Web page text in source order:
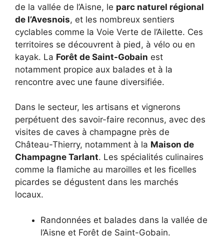
de la vallée de l’Aisne, le parc naturel régional
de l’Avesnois, et les nombreux sentiers
cyclables comme la Voie Verte de l’Ailette. Ces
territoires se découvrent à pied, à vélo ou en
kayak. La Forêt de Saint-Gobain est
notamment propice aux balades et à la
rencontre avec une faune diversifiée.
Dans le secteur, les artisans et vignerons
perpétuent des savoir-faire reconnus, avec des
visites de caves à champagne près de
Château-Thierry, notamment à la Maison de
Champagne Tarlant. Les spécialités culinaires
comme la flamiche au maroilles et les ficelles
picardes se dégustent dans les marchés
locaux.
Randonnées et balades dans la vallée de
l’Aisne et Forêt de Saint-Gobain.